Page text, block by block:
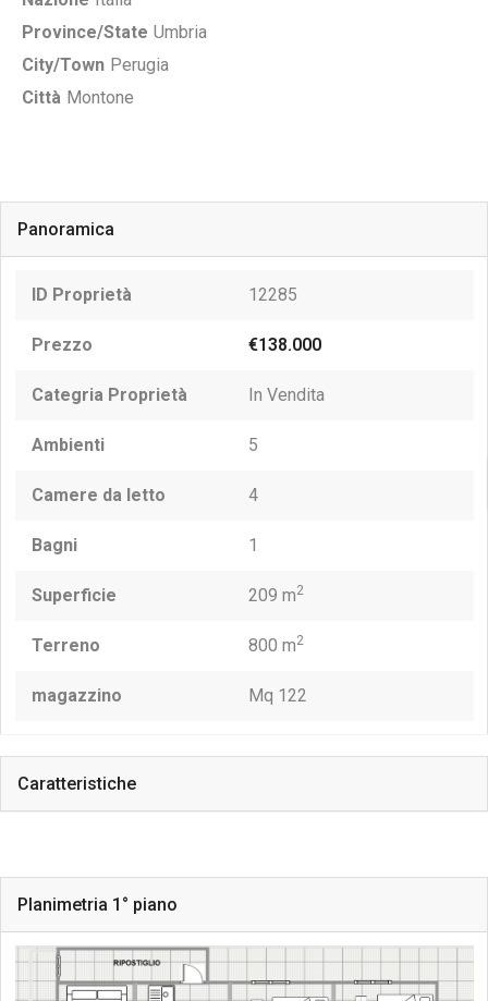
Province/State Umbria
City/Town Perugia
Città Montone
Panoramica
ID Proprietà 12285
Prezzo €138.000
Categria Proprietà In Vendita
Ambienti 5
Camere da letto 4
Bagni 1
Superficie 209 m2
Terreno 800 m2
magazzino Mq 122
Caratteristiche
Planimetria 1° piano